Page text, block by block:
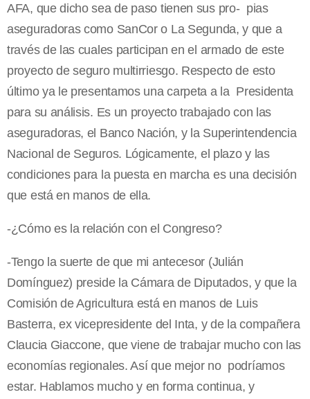
AFA, que dicho sea de paso tienen sus pro- pias
aseguradoras como SanCor o La Segunda, y que a
través de las cuales participan en el armado de este
proyecto de seguro multirriesgo. Respecto de esto
último ya le presentamos una carpeta a la Presidenta
para su análisis. Es un proyecto trabajado con las
aseguradoras, el Banco Nación, y la Superintendencia
Nacional de Seguros. Lógicamente, el plazo y las
condiciones para la puesta en marcha es una decisión
que está en manos de ella.
-¿Cómo es la relación con el Congreso?
-Tengo la suerte de que mi antecesor (Julián
Domínguez) preside la Cámara de Diputados, y que la
Comisión de Agricultura está en manos de Luis
Basterra, ex vicepresidente del Inta, y de la compañera
Claucia Giaccone, que viene de trabajar mucho con las
economías regionales. Así que mejor no podríamos
estar. Hablamos mucho y en forma continua, y